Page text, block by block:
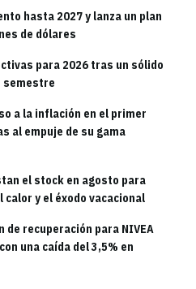
hasta 2027 y lanza un plan
de dólares
para 2026 tras un sólido
semestre
a la inflación en el primer
al empuje de su gama
el stock en agosto para
y el éxodo vacacional
recuperación para NIVEA
una caída del 3,5% en